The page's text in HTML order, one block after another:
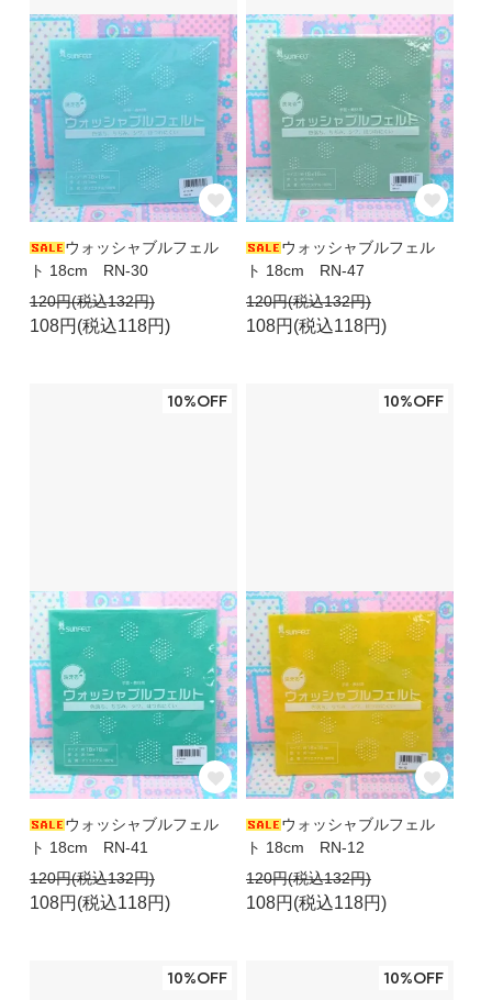
ウォッシャブルフェル
ト 18cm RN-30
120円(税込132円)
108円(税込118円)
ウォッシャブルフェル
ト 18cm RN-47
120円(税込132円)
108円(税込118円)
10%OFF
ウォッシャブルフェル
ト 18cm RN-41
120円(税込132円)
108円(税込118円)
10%OFF
ウォッシャブルフェル
ト 18cm RN-12
120円(税込132円)
108円(税込118円)
10%OFF 10%OFF